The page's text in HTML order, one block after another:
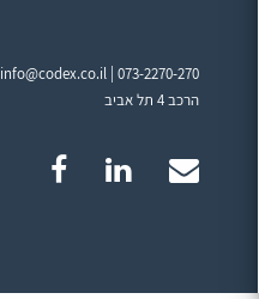
info@codex.co.il |073-2270-270
הרכב 4 תל אביב